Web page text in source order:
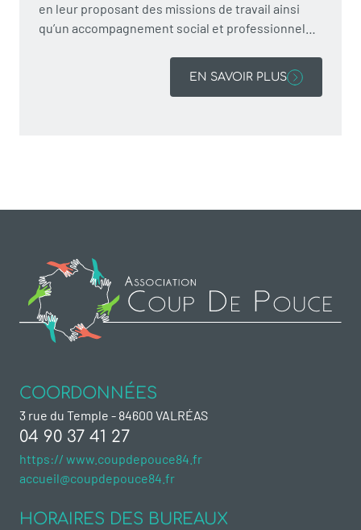
en leur proposant des missions de travail ainsi
qu’un accompagnement social et professionnel…
EN SAVOIR PLUS
COORDONNÉES
3 rue du Temple - 84600 VALRÉAS
04 90 37 41 27
https:// www.coupdepouce84.fr
accueil@coupdepouce84.fr
HORAIRES DES BUREAUX